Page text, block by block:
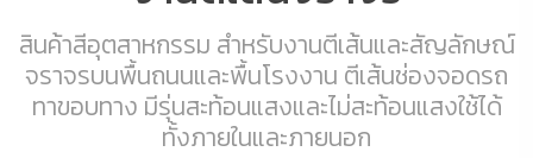
สินค้าสีอุตสาหกรรม สำหรับงานตีเส้นและสัญลักษณ์
จราจรบนพื้นถนนและพื้นโรงงาน ตีเส้นช่องจอดรถ
ทาขอบทาง มีรุ่นสะท้อนแสงและไม่สะท้อนแสงใช้ได้
ทั้งภายในและภายนอก